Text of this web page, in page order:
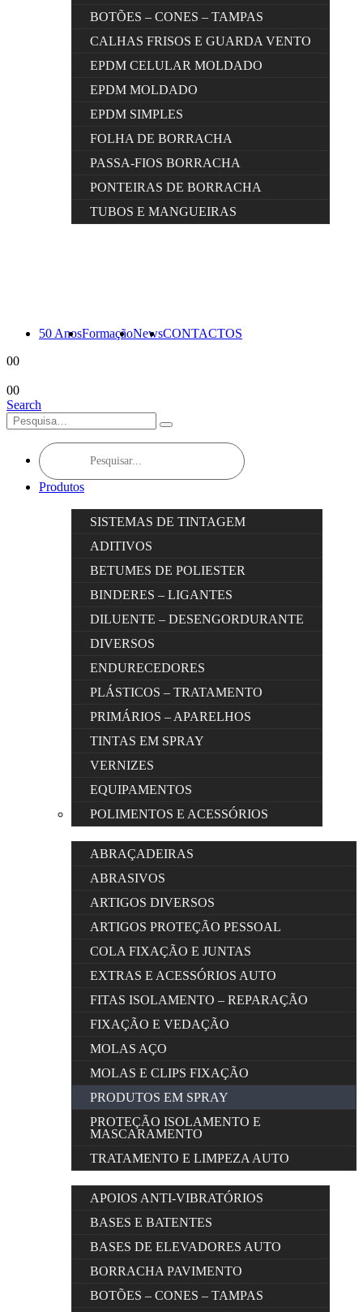
BOTÕES – CONES – TAMPAS
CALHAS FRISOS E GUARDA VENTO
EPDM CELULAR MOLDADO
EPDM MOLDADO
EPDM SIMPLES
FOLHA DE BORRACHA
PASSA-FIOS BORRACHA
PONTEIRAS DE BORRACHA
TUBOS E MANGUEIRAS
50 AnosFormaçãoNewsCONTACTOS
00
00
Search
Products
search
Produtos
SISTEMAS DE TINTAGEM
ADITIVOS
BETUMES DE POLIESTER
BINDERES – LIGANTES
DILUENTE – DESENGORDURANTE
DIVERSOS
ENDURECEDORES
PLÁSTICOS – TRATAMENTO
PRIMÁRIOS – APARELHOS
TINTAS EM SPRAY
VERNIZES
EQUIPAMENTOS
POLIMENTOS E ACESSÓRIOS
ABRAÇADEIRAS
ABRASIVOS
ARTIGOS DIVERSOS
ARTIGOS PROTEÇÃO PESSOAL
COLA FIXAÇÃO E JUNTAS
EXTRAS E ACESSÓRIOS AUTO
FITAS ISOLAMENTO – REPARAÇÃO
FIXAÇÃO E VEDAÇÃO
MOLAS AÇO
MOLAS E CLIPS FIXAÇÃO
PRODUTOS EM SPRAY
PROTEÇÃO ISOLAMENTO E
MASCARAMENTO
TRATAMENTO E LIMPEZA AUTO
APOIOS ANTI-VIBRATÓRIOS
BASES E BATENTES
BASES DE ELEVADORES AUTO
BORRACHA PAVIMENTO
BOTÕES – CONES – TAMPAS